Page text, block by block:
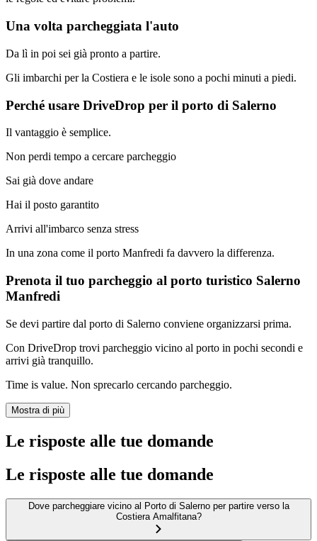
Una volta parcheggiata l'auto
Da lì in poi sei già pronto a partire.
Gli imbarchi per la Costiera e le isole sono a pochi minuti a piedi.
Perché usare DriveDrop per il porto di Salerno
Il vantaggio è semplice.
Non perdi tempo a cercare parcheggio
Sai già dove andare
Hai il posto garantito
Arrivi all'imbarco senza stress
In una zona come il porto Manfredi fa davvero la differenza.
Prenota il tuo parcheggio al porto turistico Salerno
Manfredi
Se devi partire dal porto di Salerno conviene organizzarsi prima.
Con DriveDrop trovi parcheggio vicino al porto in pochi secondi e
arrivi già tranquillo.
Time is value. Non sprecarlo cercando parcheggio.
Mostra di più
Le risposte alle tue domande
Le risposte alle tue domande
Dove parcheggiare vicino al Porto di Salerno per partire verso la
Costiera Amalfitana?